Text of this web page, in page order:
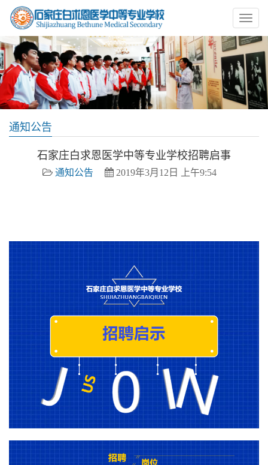
通知公告
石家庄白求恩医学中等专业学校招聘启事
通知公告 2019年3月12日 上午9:54